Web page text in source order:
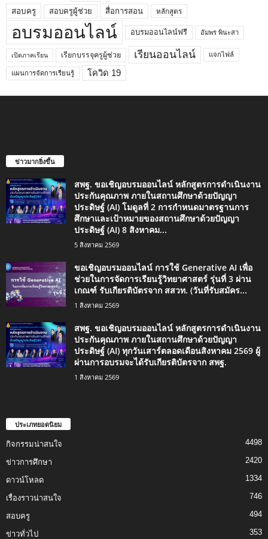
สอบครู สอบครูผู้ช่วย สื่อการสอน หลักสูตร
อบรมออนไลน์ อบรมออนไลน์ฟรี อัมพร พินะสา
เปิดภาคเรียน เรียกบรรจุครูผู้ช่วย เรียนออนไลน์ แจกไฟล์
แผนการจัดการเรียนรู้ โควิด 19
ข่าวมากยิ่งขึ้น
สพฐ. ขอเชิญอบรมออนไลน์ หลักสูตรการดำเนินงาน
ประกันคุณภาพ ภายในสถานศึกษาด้วยปัญญา
ประดิษฐ์ (AI) โมดูลที่ 2 การกำหนดมาตรฐานการ
ศึกษาและเป้าหมายของสถานศึกษาด้วยปัญญา
ประดิษฐ์ (AI) 8 สิงหาคม...
5 สิงหาคม 2569
ขอเชิญอบรมออนไลน์ การใช้ Generative AI เพื่อ
ช่วยในการจัดการเรียนรู้วิทยาศาสตร์ รุ่นที่ 3 ผ่าน
เกณฑ์ รับเกียรติบัตรจาก สสวท. (วันที่รับสมัคร...
1 สิงหาคม 2569
สพฐ. ขอเชิญอบรมออนไลน์ หลักสูตรการดำเนินงาน
ประกันคุณภาพ ภายในสถานศึกษาด้วยปัญญา
ประดิษฐ์ (AI) ทุกวันเสาร์ตลอดเดือนสิงหาคม 2569 ผู้
ผ่านการอบรมจะได้รับเกียรติบัตรจาก สพฐ.
1 สิงหาคม 2569
ประเภทยอดนิยม
กิจกรรมน่าสนใจ 4498
ข่าวการศึกษา 2420
ดาวน์โหลด 1334
เรื่องราวน่าสนใจ 746
สอบครู 494
ข่าวทั่วไป 353